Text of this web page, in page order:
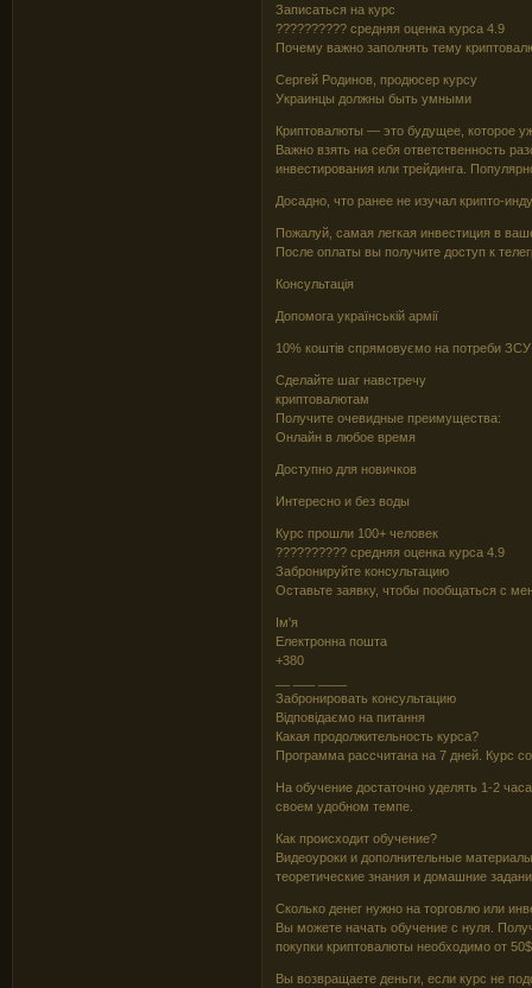
Записаться на курс
?????????? средняя оценка курса 4.9
Почему важно заполнять тему
Сергей Родинов, продюсер курсу
Украинцы должны быть умными
Криптовалюты — это будущее, которое
Важно взять на себя ответственность
инвестирования или трейдинга.
Досадно, что ранее не изучал крипто-
Пожалуй, самая легкая инвестиция в
После оплаты вы получите доступ к
Консультація
Допомога українській армії
10% коштів спрямовуємо на потреби ЗСУ
Сделайте шаг навстречу
криптовалютам
Получите очевидные преимущества:
Онлайн в любое время
Доступно для новичков
Интересно и без воды
Курс прошли 100+ человек
?????????? средняя оценка курса 4.9
Забронируйте консультацию
Оставьте заявку, чтобы пообщаться с
Ім'я
Електронна пошта
+380
Забронировать консультацию
Відповідаємо на питання
Какая продолжительность курса?
Программа рассчитана на 7 дней. Курс
На обучение достаточно уделять 1-2
своем удобном темпе.
Как происходит обучение?
Видеоуроки и дополнительные
теоретические знания и домашние
Сколько денег нужно на торговлю или
Вы можете начать обучение с нуля.
покупки криптовалюты необходимо от
Вы возвращаете деньги, если курс не